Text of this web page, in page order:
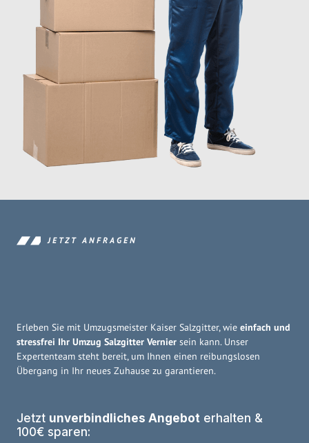
JETZT ANFRAGEN
Erleben Sie mit Umzugsmeister Kaiser Salzgitter, wie einfach und
stressfrei Ihr Umzug Salzgitter Vernier sein kann. Unser
Expertenteam steht bereit, um Ihnen einen reibungslosen
Übergang in Ihr neues Zuhause zu garantieren.
Jetzt unverbindliches Angebot erhalten &
100€ sparen: